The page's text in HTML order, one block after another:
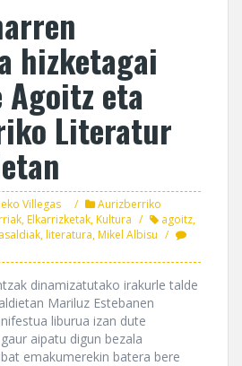
hizketagai
eta
Literatur
Villegas
Aurizberriko
,Elkarrizketak,Kultura agoitz,
,literatura,Mikel Albisu
dinamizatutako irakurle talde
Mariluz Estebanen
liburua izan dute
aipatu digun bezala
emakumerekin batera bere